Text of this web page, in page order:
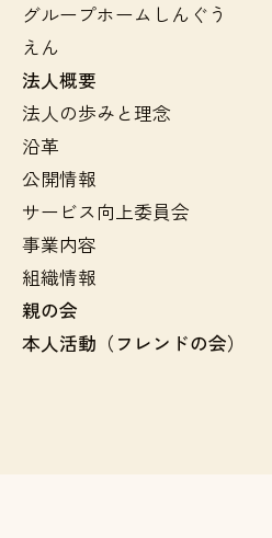
グループホームしんぐう
えん
法人概要
法人の歩みと理念
沿革
公開情報
サービス向上委員会
事業内容
組織情報
親の会
本人活動（フレンドの会）